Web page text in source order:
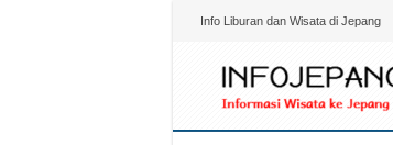
Info Liburan dan Wisata di Jepang